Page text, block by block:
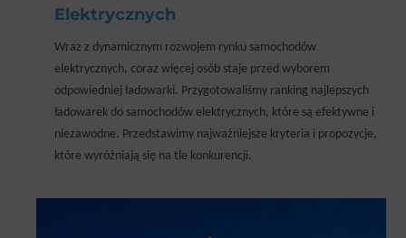
Elektrycznych
Wraz z dynamicznym rozwojem rynku samochodów
elektrycznych, coraz więcej osób staje przed wyborem
odpowiedniej ładowarki. Przygotowaliśmy ranking najlepszych
ładowarek do samochodów elektrycznych, które są efektywne i
niezawodne. Przedstawimy najważniejsze kryteria i propozycje,
które wyróżniają się na tle konkurencji.